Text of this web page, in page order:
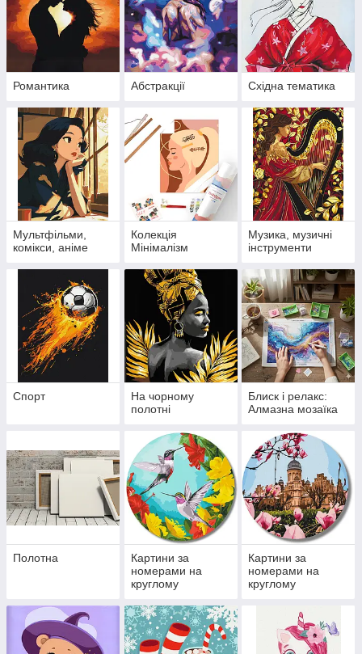
Романтика Абстракції Східна тематика
Мультфільми,
комікси, аніме
Колекція
Мінімалізм
Музика, музичні
інструменти
Спорт
На чорному
полотні
Блиск і релакс:
Алмазна мозаїка
Полотна
Картини за
номерами на
круглому
Картини за
номерами на
круглому